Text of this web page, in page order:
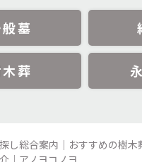
墓
葬
し総合案内｜おすすめの樹木
｜アノヨコノヨ